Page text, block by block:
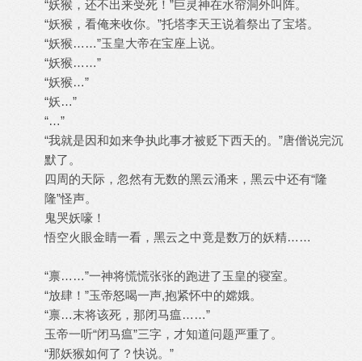
“妖猴，还不出来受死！”巨灵神在水帘洞外叫阵。
“妖猴，看俺来收你。”托塔李天王说着祭出了宝塔。
“妖猴……”玉皇大帝在宝座上说。
“妖猴……”
“妖猴…”
“妖…”
“…”
“我就是因和如来争执此事才被贬下西天的。”唐僧说完沉
默了。
四周的天际，忽然有无数的黑云涌来，黑云中还有“隆
隆”怪声。
鬼哭妖嚎！
悟空火眼金睛一看，黑云之中竟是数万的妖精……
“禀……”一神将慌慌张张的跑进了玉皇的寝室。
“放肆！”玉帝怒喝一声,抱紧怀中的嫦娥。
“禀…末将该死，那闭马瘟……”
玉帝一听“闭马瘟”三字，才知道问题严重了。
“那妖猴如何了？快说。”